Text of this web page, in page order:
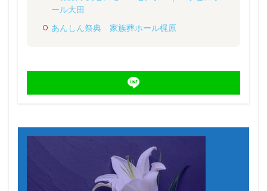
ール大田
あんしん祭典 家族葬ホール梶原